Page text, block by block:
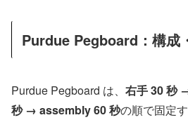
Purdue Pegboard：構成
Purdue Pegboard は、 右手 30 秒
秒 → assembly 60 秒の順で固定